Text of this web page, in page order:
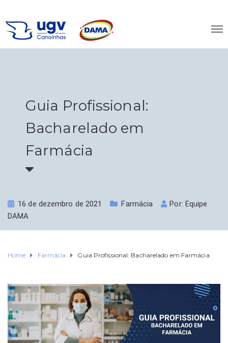
Guia Profissional:
Bacharelado em
Farmácia
16 de dezembro de 2021 Farmácia Por: Equipe
DAMA
Home Farmácia Guia Profissional: Bacharelado em Farmácia